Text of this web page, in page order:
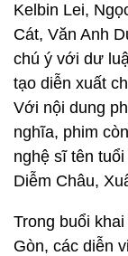
Kelbin Lei,
Cát, Văn Anh
chú ý với dư
tạo diễn xuất
Với nội dung
nghĩa, phim
nghệ sĩ tên
Diễm Châu,
Trong buổi
Gòn, các diễn